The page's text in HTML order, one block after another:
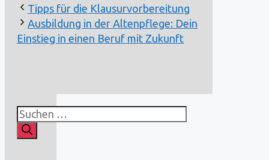
Tipps für die Klausurvorbereitung
Ausbildung in der Altenpflege: Dein
Einstieg in einen Beruf mit Zukunft
Suchen
nach: